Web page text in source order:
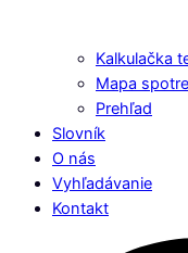
Kalkulačka
Mapa
Prehľad
Slovník
O nás
Vyhľadávanie
Kontakt